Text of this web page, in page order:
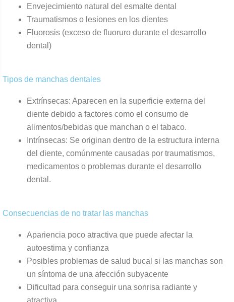
Envejecimiento natural del esmalte dental
Traumatismos o lesiones en los dientes
Fluorosis (exceso de fluoruro durante el desarrollo
dental)
Tipos de manchas dentales
Extrínsecas: Aparecen en la superficie externa del
diente debido a factores como el consumo de
alimentos/bebidas que manchan o el tabaco.
Intrínsecas: Se originan dentro de la estructura interna
del diente, comúnmente causadas por traumatismos,
medicamentos o problemas durante el desarrollo
dental.
Consecuencias de no tratar las manchas
Apariencia poco atractiva que puede afectar la
autoestima y confianza
Posibles problemas de salud bucal si las manchas son
un síntoma de una afección subyacente
Dificultad para conseguir una sonrisa radiante y